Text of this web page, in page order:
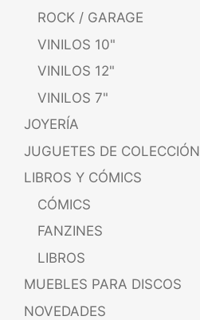
ROCK / GARAGE
VINILOS 10"
VINILOS 12"
VINILOS 7"
JOYERÍA
JUGUETES DE COLECCIÓN
LIBROS Y CÓMICS
CÓMICS
FANZINES
LIBROS
MUEBLES PARA DISCOS
NOVEDADES